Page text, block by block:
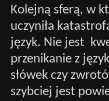
Kolejną sferą, w
uczyniła
język. Nie jest
przenikanie z
słówek czy
szybciej jest